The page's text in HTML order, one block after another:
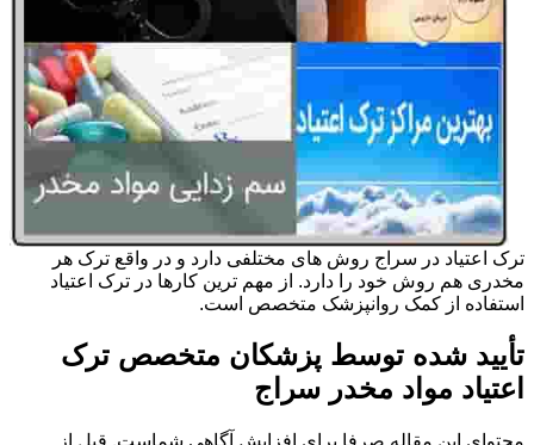
ترک اعتیاد در سراج روش های مختلفی دارد و در واقع ترک هر
مخدری هم روش خود را دارد. از مهم ترین کارها در ترک اعتیاد
استفاده از کمک روانپزشک متخصص است.
تأیید شده توسط پزشکان متخصص ترک
اعتیاد مواد مخدر سراج
محتوای این مقاله صرفا برای افزایش آگاهی شماست. قبل از